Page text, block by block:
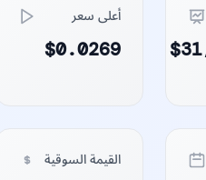
أعلى سعر
$0.0269
القيمة السوقية